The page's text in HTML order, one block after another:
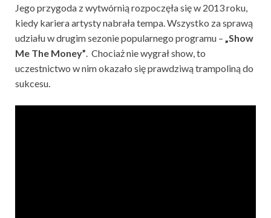
Jego przygoda z wytwórnią rozpoczęła się w 2013 roku,
kiedy kariera artysty nabrała tempa. Wszystko za sprawą
udziału w drugim sezonie popularnego programu – „Show
Me The Money”. Chociaż nie wygrał show, to
uczestnictwo w nim okazało się prawdziwą trampoliną do
sukcesu.